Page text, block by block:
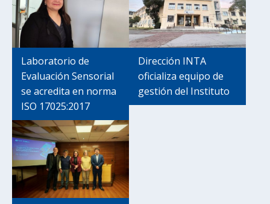
Laboratorio de
Evaluación Sensorial
se acredita en norma
ISO 17025:2017
Dirección INTA
oficializa equipo de
gestión del Instituto